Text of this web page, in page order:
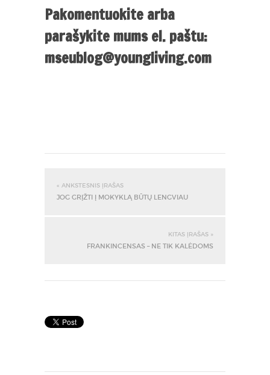
Pakomentuokite arba
parašykite mums el. paštu:
mseublog@youngliving.com
« ANKSTESNIS ĮRAŠAS
JOG GRĮŽTI Į MOKYKLĄ BŪTŲ LENGVIAU
KITAS ĮRAŠAS »
FRANKINCENSAS – NE TIK KALĖDOMS